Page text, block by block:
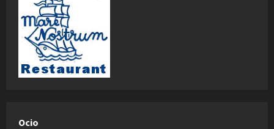
Ocio